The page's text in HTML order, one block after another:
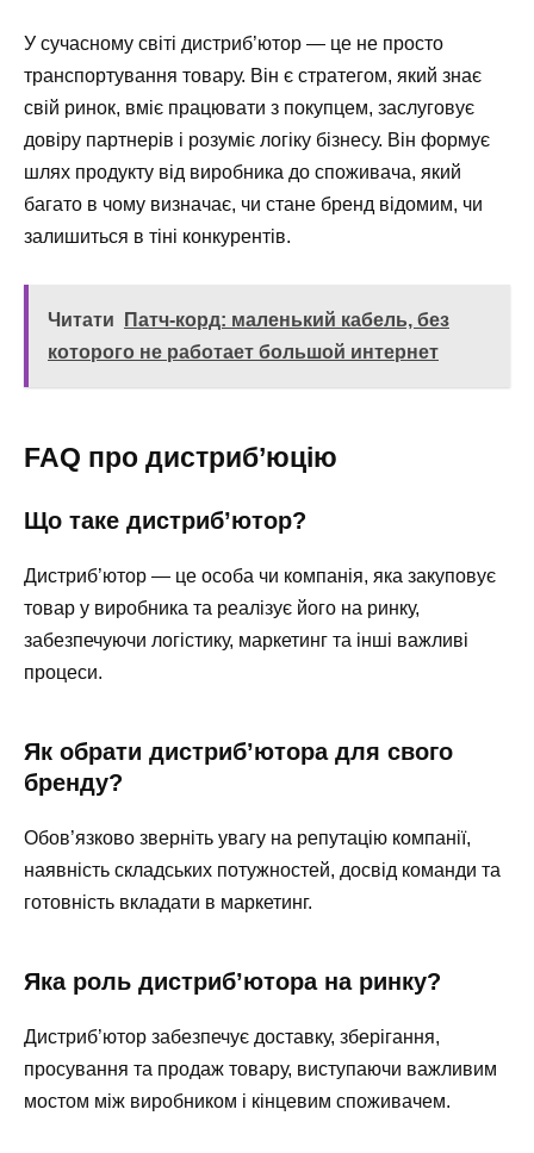
У сучасному світі дистриб’ютор — це не просто
транспортування товару. Він є стратегом, який знає
свій ринок, вміє працювати з покупцем, заслуговує
довіру партнерів і розуміє логіку бізнесу. Він формує
шлях продукту від виробника до споживача, який
багато в чому визначає, чи стане бренд відомим, чи
залишиться в тіні конкурентів.
Читати
Патч-корд: маленький кабель, без
которого не работает большой интернет
FAQ про дистриб’юцію
Що таке дистриб’ютор?
Дистриб’ютор — це особа чи компанія, яка закуповує
товар у виробника та реалізує його на ринку,
забезпечуючи логістику, маркетинг та інші важливі
процеси.
Як обрати дистриб’ютора для свого
бренду?
Обов’язково зверніть увагу на репутацію компанії,
наявність складських потужностей, досвід команди та
готовність вкладати в маркетинг.
Яка роль дистриб’ютора на ринку?
Дистриб’ютор забезпечує доставку, зберігання,
просування та продаж товару, виступаючи важливим
мостом між виробником і кінцевим споживачем.